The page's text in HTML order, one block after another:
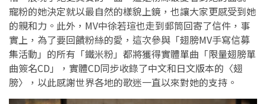
寵粉的她決定就以最自然的樣貌上鏡，也讓大家更感受到她
的親和力。此外，MV中徐若瑄也走到郵筒回寄了信件，事
實上，為了要回饋粉絲的愛，這次參與「翅膀MV手寫信募
集活動」的所有「鐵米粉」都將獲得實體單曲「限量翅膀單
曲簽名CD」，實體CD同步收錄了中文和日文版本的〈翅
膀〉，以此感謝世界各地的歌迷一直以來對她的支持。